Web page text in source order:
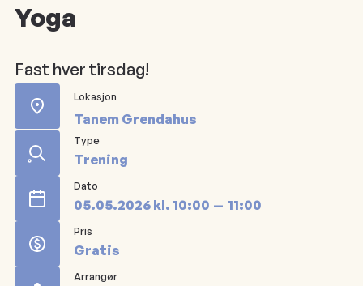
Yoga
Fast hver tirsdag!
Lokasjon
Tanem Grendahus
Type
Trening
Dato
05.05.2026 kl. 10:00 11:00
Pris
Gratis
Arrangør